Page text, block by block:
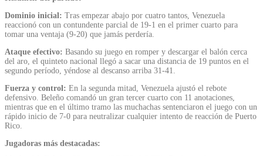
Dominio inicial: Tras empezar abajo por cuatro tantos, Venezuela
reaccionó con un contundente parcial de 19-1 en el primer cuarto para
tomar una ventaja (9-20) que jamás perdería.
Ataque efectivo: Basando su juego en romper y descargar el balón cerca
del aro, el quinteto nacional llegó a sacar una distancia de 19 puntos en el
segundo período, yéndose al descanso arriba 31-41.
Fuerza y control: En la segunda mitad, Venezuela ajustó el rebote
defensivo. Beleño comandó un gran tercer cuarto con 11 anotaciones,
mientras que en el último tramo las muchachas sentenciaron el juego con un
rápido inicio de 7-0 para neutralizar cualquier intento de reacción de Puerto
Rico.
Jugadoras más destacadas: